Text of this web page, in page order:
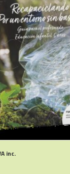
AL CARRITO
inc.